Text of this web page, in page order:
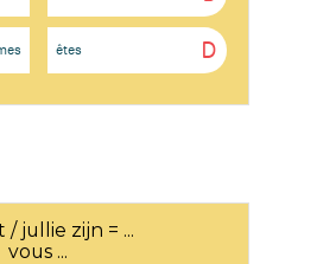
D
êtes
/ jullie zijn = ...
vous ...